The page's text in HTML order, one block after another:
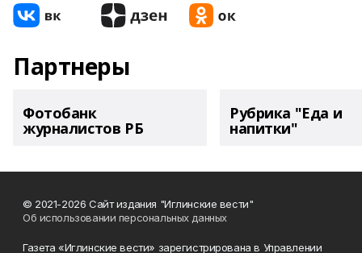
Партнеры
Фотобанк
журналистов РБ
Рубрика "Еда и
напитки"
© 2021-2026 Сайт издания "Иглинские вести"
Об использовании персональных данных
Газета «Иглинские вести» зарегистрирована в Управлении